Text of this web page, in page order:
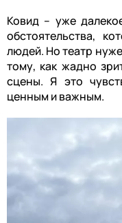
Ковид – уже
обстоятельства,
людей. Но театр
тому, как жадно
сцены. Я это
ценным и важным.